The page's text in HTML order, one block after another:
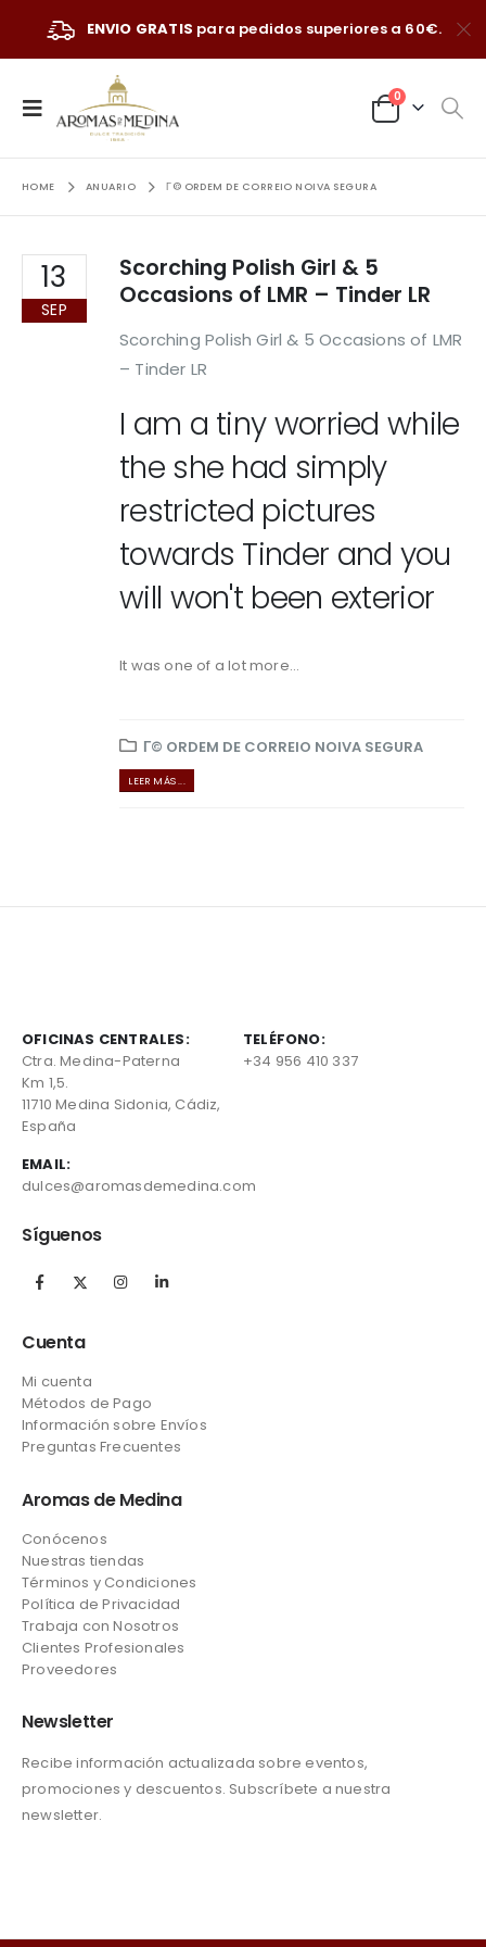
ENVIO GRATIS para pedidos superiores a 60€.
0
HOME ANUARIO Г© ORDEM DE CORREIO NOIVA SEGURA
13
SEP
Scorching Polish Girl & 5
Occasions of LMR – Tinder LR
Scorching Polish Girl & 5 Occasions of LMR
– Tinder LR
I am a tiny worried while
the she had simply
restricted pictures
towards Tinder and you
will won't been exterior
It was one of a lot more...
Г© ORDEM DE CORREIO NOIVA SEGURA
LEER MÁS ...
OFICINAS CENTRALES:
Ctra. Medina-Paterna
Km 1,5.
11710 Medina Sidonia, Cádiz,
España
TELÉFONO:
+34 956 410 337
EMAIL:
dulces@aromasdemedina.com
Síguenos
Cuenta
Mi cuenta
Métodos de Pago
Información sobre Envíos
Preguntas Frecuentes
Aromas de Medina
Conócenos
Nuestras tiendas
Términos y Condiciones
Política de Privacidad
Trabaja con Nosotros
Clientes Profesionales
Proveedores
Newsletter
Recibe información actualizada sobre eventos,
promociones y descuentos. Subscríbete a nuestra
newsletter.